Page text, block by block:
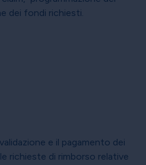
dei fondi richiesti.
e il pagamento dei
richieste di rimborso relative